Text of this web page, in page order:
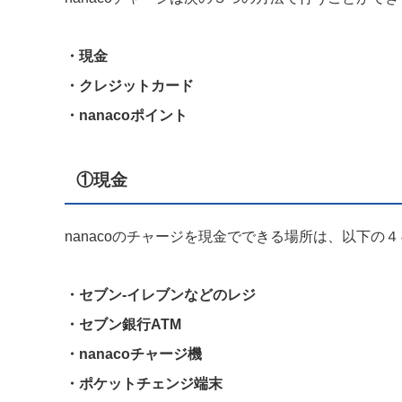
・現金
・クレジットカード
・nanacoポイント
①現金
nanacoのチャージを現金でできる場所は、以下の４
・セブン-イレブンなどのレジ
・セブン銀行ATM
・nanacoチャージ機
・ポケットチェンジ端末